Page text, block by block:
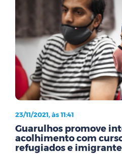
23/11/2021, às 11:41
Guarulhos promove
acolhimento com
refugiados e